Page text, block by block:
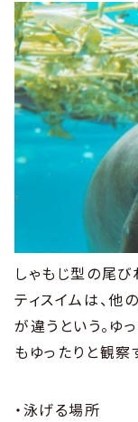
しゃもじ型の尾
ティスイムは、他
が違うという。ゆ
もゆったりと観察
・泳げる場所